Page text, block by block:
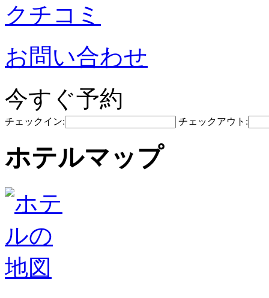
クチコミ
お問い合わせ
今すぐ予約
チェックイン: チェックアウト:
ホテルマップ